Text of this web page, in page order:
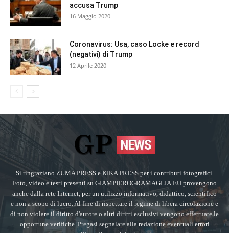
accusa Trump
16 Maggio 2020
Coronavirus: Usa, caso Locke e record
(negativi) di Trump
12 Aprile 2020
Si ringraziano ZUMA PRESS e KIKA PRESS per i contributi fotografici.
Foto, video e testi presenti su GIAMPIEROGRAMAGLIA.EU provengono
anche dalla rete Internet, per un utilizzo informativo, didattico, scientifico
e non a scopo di lucro. Al fine di rispettare il regime di libera circolazione e
di non violare il diritto d'autore o altri diritti esclusivi vengono effettuate le
opportune verifiche. Pregasi segnalare alla redazione eventuali errori